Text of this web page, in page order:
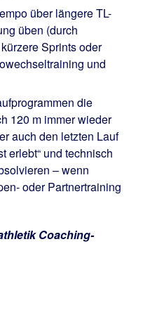
über längere TL-
üben (durch
Sprints oder
und
die
120 m immer wieder
auch den letzten Lauf
erlebt“ und technisch
– wenn
oder Partnertraining
Coaching-